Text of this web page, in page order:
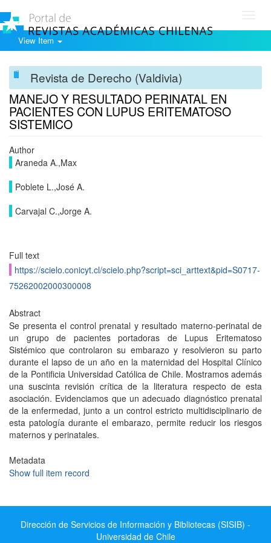
View Item
Revista de Derecho (Valdivia)
MANEJO Y RESULTADO PERINATAL EN
PACIENTES CON LUPUS ERITEMATOSO
SISTEMICO
Author
Araneda A.,Max
Poblete L.,José A.
Carvajal C.,Jorge A.
Full text
https://scielo.conicyt.cl/scielo.php?script=sci_arttext&pid=S0717-
75262002000300008
Abstract
Se presenta el control prenatal y resultado materno-perinatal de
un grupo de pacientes portadoras de Lupus Eritematoso
Sistémico que controlaron su embarazo y resolvieron su parto
durante el lapso de un año en la maternidad del Hospital Clínico
de la Pontificia Universidad Católica de Chile. Mostramos además
una suscinta revisión crítica de la literatura respecto de esta
asociación. Evidenciamos que un adecuado diagnóstico prenatal
de la enfermedad, junto a un control estricto multidisciplinario de
esta patología durante el embarazo, permite reducir los riesgos
maternos y perinatales.
Metadata
Show full item record
Dirección de Servicios de Información y Bibliotecas (SISIB) -
Universidad de Chile